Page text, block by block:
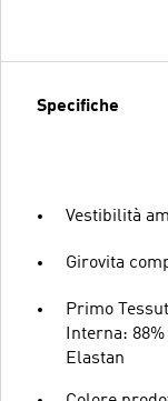
Specifiche
Vestibilità
Girovita
Primo
Interna:
Elastan